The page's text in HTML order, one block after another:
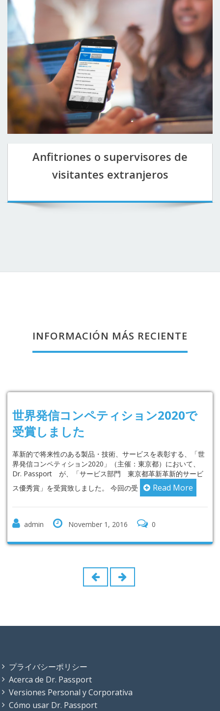
Anfitriones o supervisores de
visitantes extranjeros
INFORMACIÓN MÁS RECIENTE
世界発信コンペティション2020で
受賞しました
革新的で将来性のある製品・技術、サービスを表彰する、「世
界発信コンペティション2020」（主催：東京都）において、
Dr. Passport が、「サービス部門 東京都革新革新的サービ
ス優秀賞」を受賞致しました。 今回の受
Read More
admin November 1, 2016 0
プライバシーポリシー
Acerca de Dr. Passport
Versiones Personal y Corporativa
Cómo usar Dr. Passport